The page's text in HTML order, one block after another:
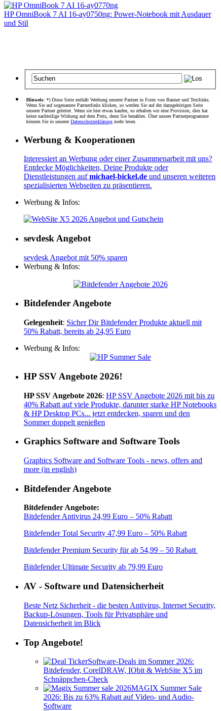
HP OmniBook 7 AI 16-ay0750ng: Power-Notebook mit Ausdauer
und Stil
Hinweis: *) Diese Seite enthält Werbung unserer Partner in Form von Banner und Textlinks.
Wenn Sie auf sogenannte Partnerlinks klicken, so werden Sie auf der dazugehörigen Seite
unserer Partner geleitet. Wenn sie hier etwas kaufen, so erhalten wir eine Provision, dies hat
keine nachteilige Wirkung auf dem Preis, denn Sie bezahlen. Über unsere Partnerprogramme
können Sie in unsererDatenschutzerklärung mehr lesen.
Werbung & Kooperationen
Interessiert an Werbung oder einer Zusammenarbeit mit uns?
Entdecke Möglichkeiten, Deine Produkte oder
Dienstleistungen aufmichael-bickel.de und unseren weiteren
spezialisierten Webseiten zu präsentieren.
Werbung & Infos:
sevdesk Angebot
sevdesk Angebot mit 50% sparen
Werbung & Infos:
Bitdefender Angebote
Gelegenheit: Sicher Dir Bitdefender Produkte aktuell mit
50% Rabatt, bereits ab 24,95 Euro
Werbung & Infos:
HP SSV Angebote 2026!
HP SSV Angebote 2026: HP SSV Angebote 2026 mit bis zu
40% Rabatt auf viele Produkte, darunter starke HP Notebooks
& HP Desktop PCs... jetzt entdecken, sparen und den
Sommer doppelt genießen
Graphics Software and Software Tools
Graphics Software and Software Tools - news, offers and
more (in english)
Bitdefender Angebote
Bitdefender Angebote:
Bitdefender Antivirus 24,99 Euro – 50% Rabatt
Bitdefender Total Security 47,99 Euro – 50% Rabatt
Bitdefender Premium Security für ab 54,99 – 50 Rabatt
Bitdefender Ultimate Security ab 79,99 Euro
AV - Software und Datensicherheit
Beste Netz Sicherheit - die besten Antivirus, Internet Security,
Backup-Lösungen, Tools für Privatsphäre und
Datensicherheit im Blick
Top Angebote!
Software-Deals im Sommer 2026:
Bitdefender, CorelDRAW, IObit & WebSite X5 im
Schnäppchen-Check
MAGIX Summer Sale
2026: Bis zu 63% Rabatt auf Video- und Audio-
Software